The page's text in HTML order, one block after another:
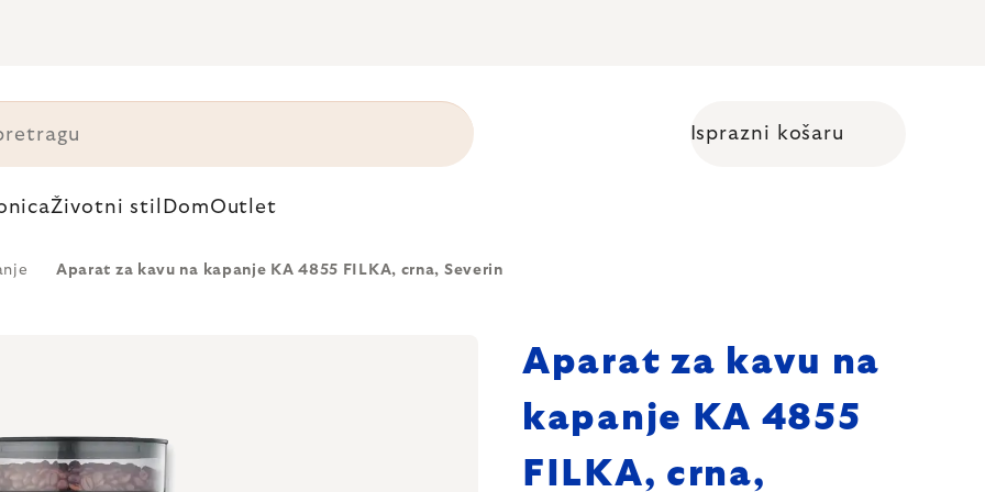
Isprazni košaru
Životni stil DomOutlet
Aparat za kavu na kapanje KA 4855 FILKA, crna, Severin
Aparat za kavu na
kapanje KA 4855
FILKA, crna,